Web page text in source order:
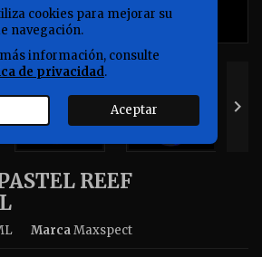

REEF
MarcaMaxspect
cookies para mejorar su
navegación.
información, consulte
de privacidad.
Aceptar